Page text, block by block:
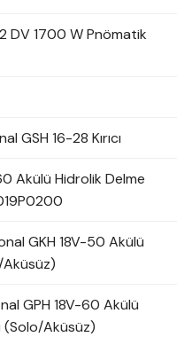
DV 1700 W Pnömatik
GSH 16-28 Kırıcı
Akülü Hidrolik Delme
GKH 18V-50 Akülü
Aküsüz)
GPH 18V-60 Akülü
(Solo/Aküsüz)